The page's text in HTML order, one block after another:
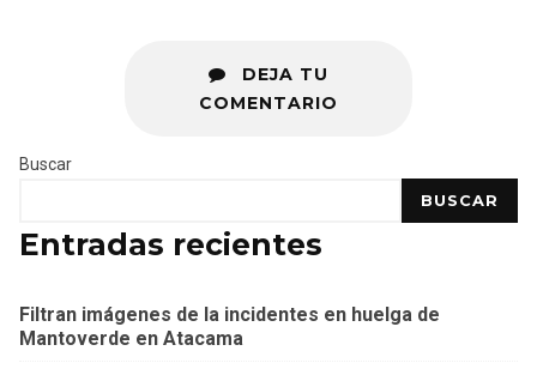
DEJA TU
COMENTARIO
Buscar
BUSCAR
Entradas recientes
Filtran imágenes de la incidentes en huelga de
Mantoverde en Atacama